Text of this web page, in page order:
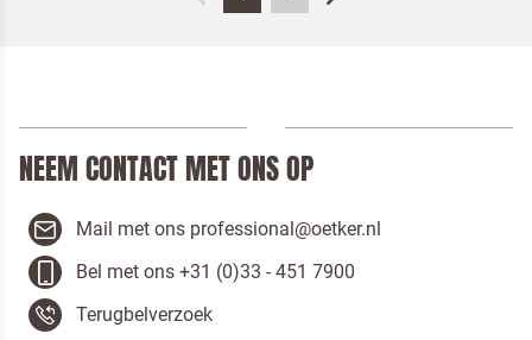
NEEM CONTACT MET ONS OP
Mail met ons professional@oetker.nl
Bel met ons +31 (0)33 - 451 7900
Terugbelverzoek